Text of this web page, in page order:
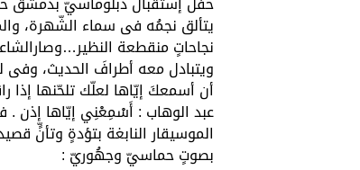
يتألق نجمُه فى سماء الشّهرة،
نجاحاتٍ منقطعة
ويتبادل معه أطرافَ الحديث، وفى
أن أسمعكَ إيّاها لعلّك تلحّنها
عبد الوهاب : أَسْمِعْنِي إيّاها إذن .
الموسيقار النابغة بتؤدةٍ وتأنٍّ
بصوتٍ حماسيّ وجهُوريّ :